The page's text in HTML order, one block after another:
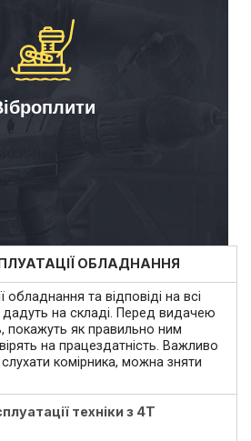
ОБЛАДНАННЯ
обладнання та відповіді на всі
дадуть на складі. Перед видачею
покажуть як правильно ним
на працездатність. Важливо
комірника, можна зняти
техніки з 4Т